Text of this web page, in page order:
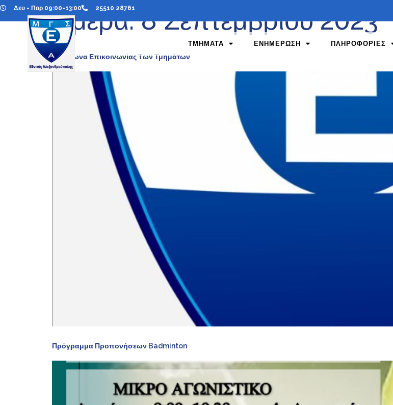
Δευ - Παρ 09:00-13:00 25510 28761
ΤΜΗΜΑΤΑ ΕΝΗΜΕΡΩΣΗ ΠΛΗΡΟΦΟΡΙΕΣ
Ημέρα:8 Σεπτεμβρίου 2023
Τηλέφωνα Επικοινωνίας Των Τμημάτων
Πρόγραμμα Προπονήσεων Badminton